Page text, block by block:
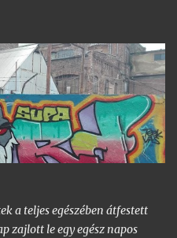
a teljes egészében átfestett
zajlott le egy egész napos